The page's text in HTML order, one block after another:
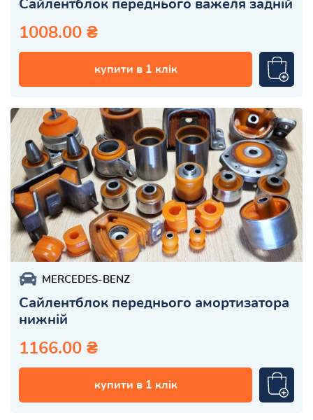
Сайлентблок переднього важеля задній
1008.00 ₴
купити в 1 клік
MERCEDES-BENZ
Сайлентблок переднього амортизатора
нижній
1166.00 ₴
купити в 1 клік